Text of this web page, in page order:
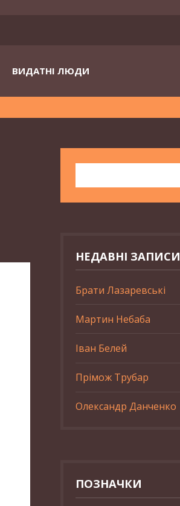
ВИДАТНІ ЛЮДИ
НЕДАВНІ ЗАПИСИ
Брати Лазаревські
Мартин Небаба
Іван Белей
Прімож Трубар
Олександр Данченко
ПОЗНАЧКИ